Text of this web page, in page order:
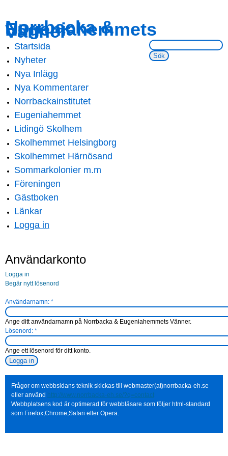
main
content
navigation
Norrbacka &
Eugeniahemmets
Vänner
Sök på webbsidan:
Main menu
Startsida
Nyheter
Nya Inlägg
Nya Kommentarer
Norrbackainstitutet
Eugeniahemmet
Lidingö Skolhem
Skolhemmet Helsingborg
Skolhemmet Härnösand
Sommarkolonier m.m
Föreningen
Gästboken
Länkar
Logga in
Användarkonto
Logga in
Begär nytt lösenord
Användarnamn: *
Ange ditt användarnamn på Norrbacka & Eugeniahemmets Vänner.
Lösenord: *
Ange ett lösenord för ditt konto.
Frågor om webbsidans teknik skickas till webmaster(at)norrbacka-eh.se
eller använd http://www.norrbacka-eh.se/?q=contact
Webbplatsens kod är optimerad för webbläsare som följer html-standard
som Firefox,Chrome,Safari eller Opera.